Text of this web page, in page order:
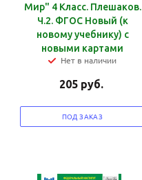
Мир" 4 Класс. Плешаков.
Ч.2. ФГОС Новый (к
новому учебнику) с
новыми картами
Нет в наличии
205руб.
ПОД ЗАКАЗ